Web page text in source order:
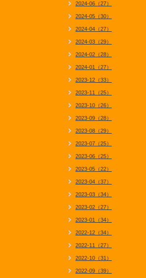
2024-06（27）
2024-05（30）
2024-04（27）
2024-03（29）
2024-02（28）
2024-01（27）
2023-12（33）
2023-11（25）
2023-10（26）
2023-09（28）
2023-08（29）
2023-07（25）
2023-06（25）
2023-05（22）
2023-04（37）
2023-03（34）
2023-02（27）
2023-01（34）
2022-12（34）
2022-11（27）
2022-10（31）
2022-09（39）